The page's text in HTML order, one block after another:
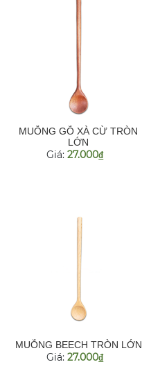
MUỖNG GỖ XÀ CỪ TRÒN
LỚN
Giá:27.000đ
MUỖNG BEECH TRÒN LỚN
Giá:27.000đ